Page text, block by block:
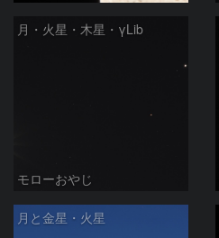
月・火星・木星・γLib
モローおやじ
月と金星・火星